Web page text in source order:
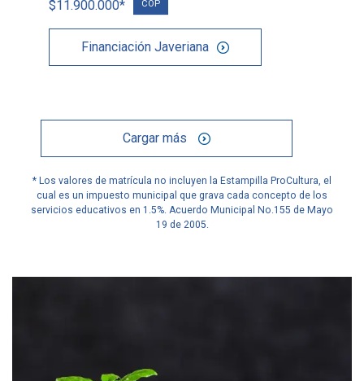
$11.900.000* COP
Financiación Javeriana
Cargar más
* Los valores de matrícula no incluyen la Estampilla ProCultura, el
cual es un impuesto municipal que grava cada concepto de los
servicios educativos en 1.5%. Acuerdo Municipal No.155 de Mayo
19 de 2005.